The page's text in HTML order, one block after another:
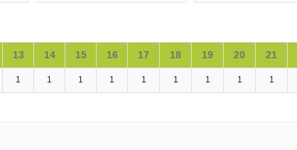
13 14 15 16 17 18 19 20 21
1 1 1 1 1 1 1 1 1